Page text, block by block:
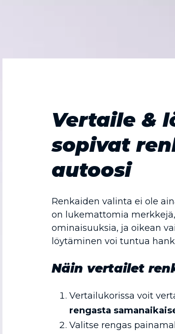
Vertaile &
sopivat
autoosi
Renkaiden valinta ei ole
on lukemattomia
ominaisuuksia, ja oikean
löytäminen voi tuntua
Näin vertailet
Vertailukorissa voit
rengasta
Valitse rengas